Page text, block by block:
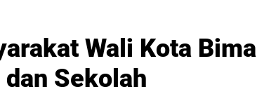
Wali Kota Bima
Sekolah